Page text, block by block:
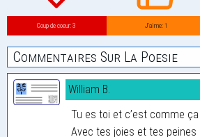
Coup de coeur: 3 J’aime: 1
Commentaires Sur La Poesie
William B.
Tu es toi et c’est comme ça
Avec tes joies et tes peines